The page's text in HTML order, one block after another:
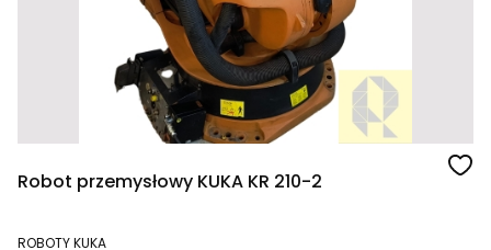
Robot przemysłowy KUKA KR 210-2
ROBOTY KUKA